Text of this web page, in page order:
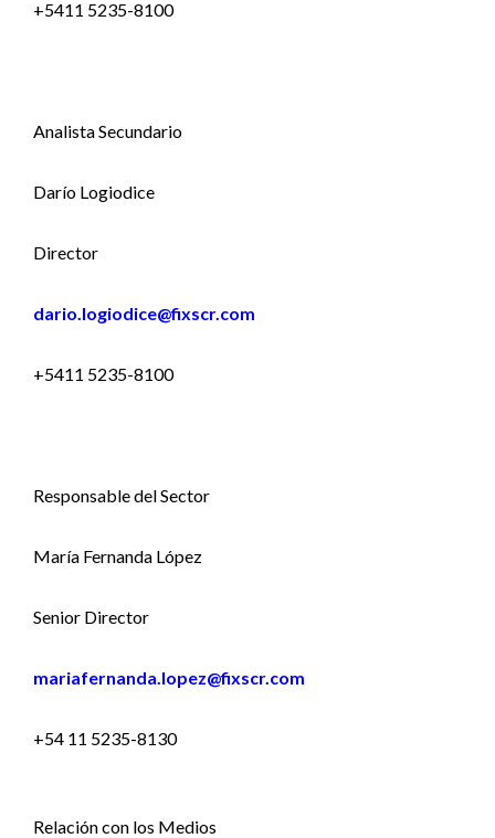
+5411 5235-8100
Analista Secundario
Darío Logiodice
Director
dario.logiodice@fixscr.com
+5411 5235-8100
Responsable del Sector
María Fernanda López
Senior Director
mariafernanda.lopez@fixscr.com
+54 11 5235-8130
Relación con los Medios